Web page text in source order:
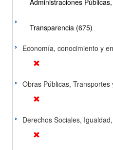
Administraciones
Transparencia (675)
Economía, conocimiento y
Obras Públicas, Transportes
Derechos Sociales,